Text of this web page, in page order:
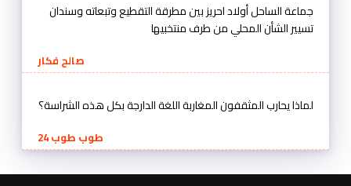
الساحل أولاد احريز بين مطرقة التقطيع وتبعاته وسندان
الشأن المحلي من طرف منتخبيها
صالح فكار
يحارب المثقفون المغاربة اللغة الدارجة بكل هذه الشراسة؟
طوب طوب 24